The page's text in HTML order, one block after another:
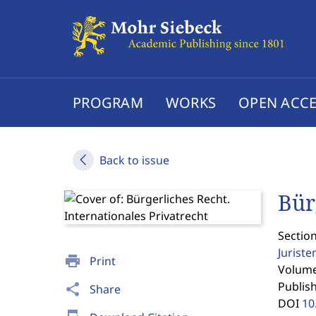
PROGRAM WORKS OPEN
Back to issue
print Print
share Share
DOI